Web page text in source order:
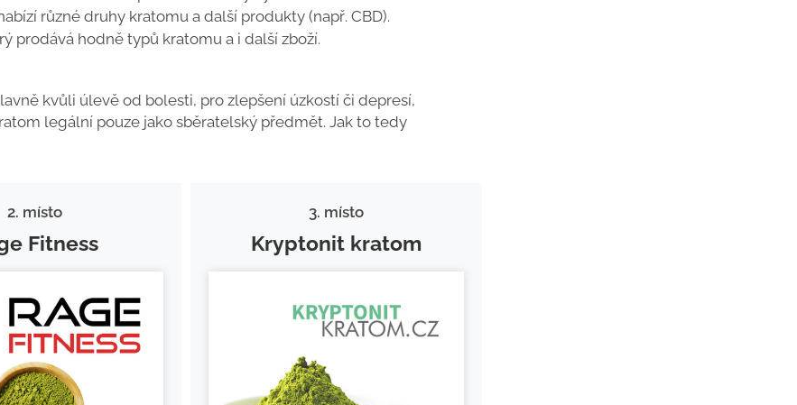
různé druhy kratomu a další produkty (např. CBD).
prodává hodně typů kratomu a i další zboží.
kvůli úlevě od bolesti, pro zlepšení úzkostí či depresí,
legální pouze jako sběratelský předmět. Jak to tedy
2. místo
Fitness
3. místo
Kryptonit kratom